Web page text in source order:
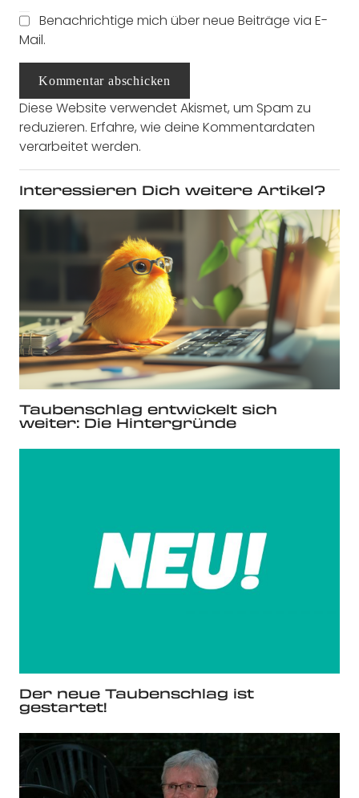
Benachrichtige mich über neue Beiträge via E-
Mail.
Kommentar abschicken
Diese Website verwendet Akismet, um Spam zu
reduzieren. Erfahre, wie deine Kommentardaten
verarbeitet werden.
Interessieren Dich weitere Artikel?
Taubenschlag entwickelt sich
weiter: Die Hintergründe
Der neue Taubenschlag ist
gestartet!